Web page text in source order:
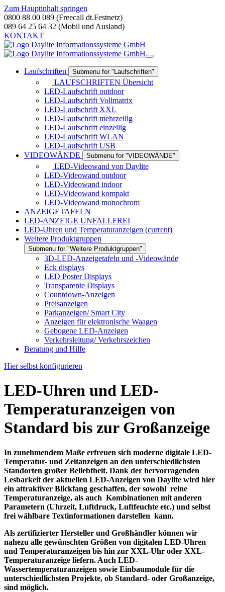
Zum Hauptinhalt springen
0800 88 00 089 (Freecall dt.Festnetz)
089 64 25 64 32 (Mobil und Ausland)
KONTAKT
Laufschriften Submenu for "Laufschriften"
LAUFSCHRIFTEN Übersicht
LED-Laufschrift outdoor
LED-Laufschrift Vollmatrix
LED-Laufschrift XXL
LED-Laufschrift mehrzeilig
LED-Laufschrift einzeilig
LED-Laufschrift WLAN
LED-Laufschrift USB
VIDEOWÄNDE
Submenu for "VIDEOWÄNDE"
LED-Videowand von Daylite
LED-Videowand outdoor
LED-Videowand indoor
LED-Videowand kompakt
LED-Videowand monochrom
ANZEIGETAFELN
LED-ANZEIGE UNFALLFREI
LED-Uhren und Temperaturanzeigen (current)
Weitere Produktgruppen
Submenu for "Weitere Produktgruppen"
3D-LED-Anzeigetafeln und -Videowände
Eck displays
LED Poster Displays
Transparente Displays
Countdown-Anzeigen
Preisanzeigen
Parkanzeigen/ Smart City
Anzeigen für elektronische Waagen
Gebogene LED-Anzeigen
Verkehrsleitung/ Verkehrszeichen
Beratung und Hilfe
Hier selbst konfigurieren
LED-Uhren und LED-
Temperaturanzeigen von
Standard bis zur Großanzeige
In zunehmendem Maße erfreuen sich moderne digitale LED-
Temperatur- und Zeitanzeigen an den unterschiedlichsten
Standorten großer Beliebtheit. Dank der hervorragenden
Lesbarkeit der aktuellen LED-Anzeigen von Daylite wird hier
ein attraktiver Blickfang geschaffen, der sowohl reine
Temperaturanzeige, als auch Kombinationen mit anderen
Parametern (Uhrzeit, Luftdruck, Luftfeuchte etc.) und selbst
frei wählbare Textinformationen darstellen kann.
Als zertifizierter Hersteller und Großhändler können wir
nahezu alle gewünschten Größen von digitalen LED-Uhren
und Temperaturanzeigen bis hin zur XXL-Uhr oder XXL-
Temperaturanzeige liefern. Auch LED-
Wassertemperaturanzeigen sowie Einbaumodule für die
unterschiedlichsten Projekte, ob Standard- oder Großanzeige,
sind möglich.